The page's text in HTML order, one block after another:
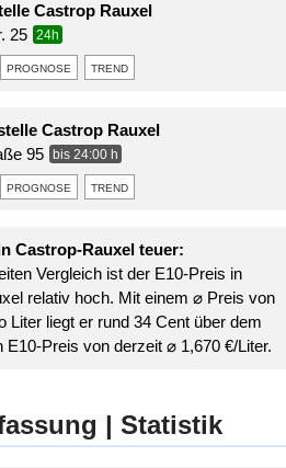
Castrop Rauxel
25
24h
prognose trend
Castrop Rauxel
95
bis 24:00 h
prognose trend
Castrop-Rauxel teuer:
Vergleich ist der E10-Preis in
relativ hoch. Mit einem ⌀ Preis von
Liter liegt er rund 34 Cent über dem
E10-Preis von derzeit ⌀ 1,670 €/Liter.
| Statistik